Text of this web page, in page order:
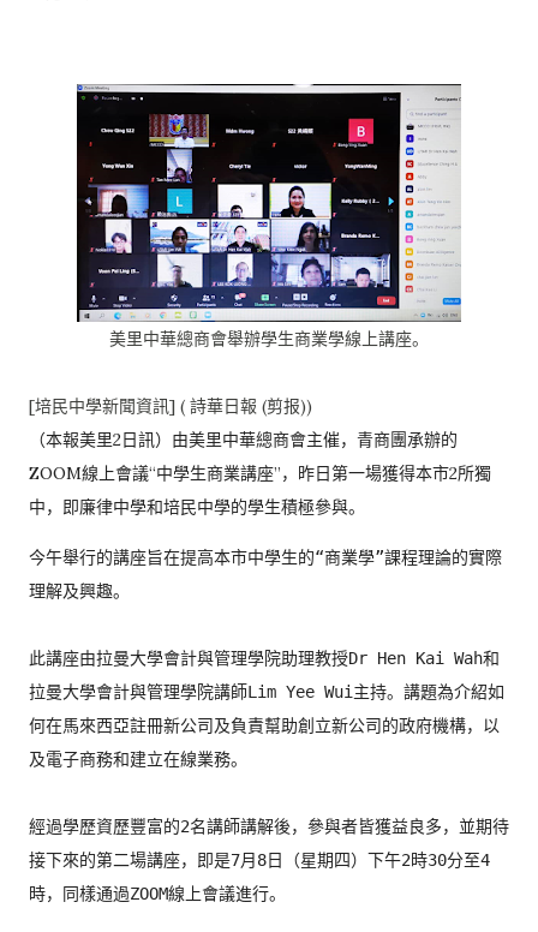
美里中華總商會舉辦學生商業學線上講座。
[培民中學新聞資訊] ( 詩華日報 (剪报))
（本報美里2日訊）由美里中華總商會主催， 青商團承辦的
ZOOM線上會議“中學生商業講座”，
昨日第一場獲得本市2所獨
中，
即廉律中學和培民中學的學生積極參與。
今午舉行的講座旨在提高本市中學生的“商業學”課程理論的實際
理解及興趣。
此講座由拉曼大學會計與管理學院助理教授Dr Hen Kai Wah和
拉曼大學會計與管理學院講師Lim Yee Wui主持。 講題為介紹如
何在馬來西亞註冊新公司及負責幫助創立新公司的政府機構，以
及電子商務和建立在線業務。
經過學歷資歷豐富的2名講師講解後，參與者皆獲益良多， 並期待
接下來的第二場講座，即是7月8日（星期四） 下午2時30分至4
時，同樣通過ZOOM線上會議進行。